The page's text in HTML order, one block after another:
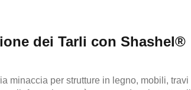
dei Tarli con Shashel®
minaccia per strutture in legno, mobili, travi